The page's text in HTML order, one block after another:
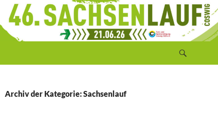
Zum
Inhalt
springen
Archiv der Kategorie: Sachsenlauf